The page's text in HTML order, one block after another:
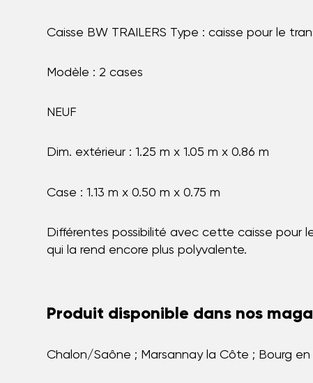
Caisse BW TRAILERS Type : caisse pour le
Modèle : 2 cases
NEUF
Dim. extérieur : 1.25 m x 1.05 m x 0.86 m
Case : 1.13 m x 0.50 m x 0.75 m
Différentes possibilité avec cette caisse pour
qui la rend encore plus polyvalente.
Produit disponible dans nos
Chalon/Saône ; Marsannay la Côte ; Bourg en